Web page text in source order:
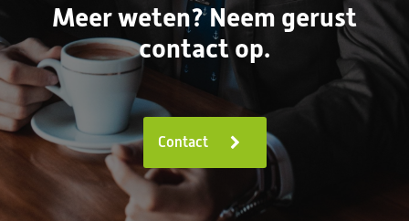
Meer weten? Neem gerust
contact op.
Contact